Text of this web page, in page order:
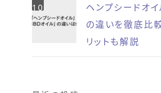
ヘンプシードオ
の違いを徹底比較
リットも解説